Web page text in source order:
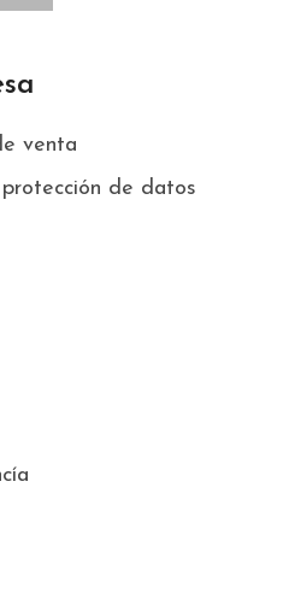
venta
de datos